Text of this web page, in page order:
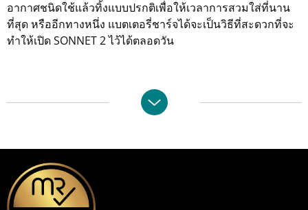
อากาศชนิดใช้แล้วทิ้งแบบปรกติเพื่อให้เวลาการสวมใส่ที่นาน
ที่สุด หรืออีกทางหนึ่ง แบตเตอรี่ชาร์จได้จะเป็นวิธีที่สะดวกที่จะ
ทำให้เปิด SONNET 2 ไว้ได้ตลอดวัน